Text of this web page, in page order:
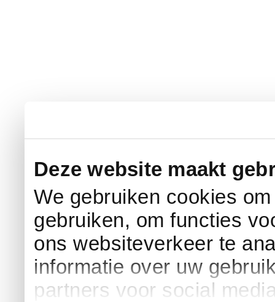
Deze website maakt
We gebruiken cookies
gebruiken, om functies
ons websiteverkeer te
informatie over uw
partners voor social